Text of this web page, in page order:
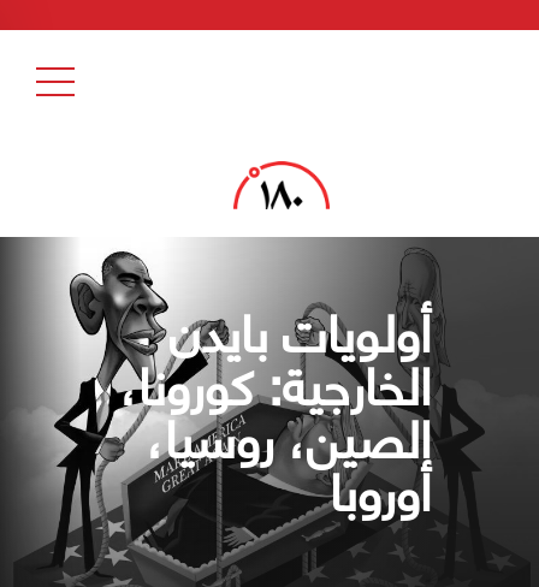
أولويات بايدن
الخارجية: كورونا،
الصين، روسيا،
أوروبا